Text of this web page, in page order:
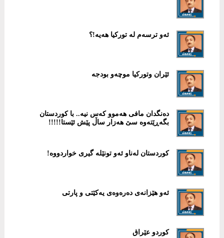
ئەو ترسەم لە توركیا هەیە!؟
ئێران وتوركیا موچەو بودجە
دەنگدان مافی هەموو كەس نیە.. با كوردستان
بگەڕێتەوە سێ هەزار ساڵ پێش ئێستا!!!!!
كوردستان لەناو ئەو تونێلە گیری خواردووە!
ئەو هێزانەی دەرەوەی یەكێتی و پارتی
كوردو عێراق